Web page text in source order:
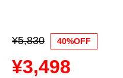
¥5,830 40%OFF
¥3,498